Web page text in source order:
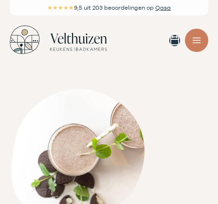
inhoud
★★★★★9,5 uit 203 beoordelingen op Qasa
maken